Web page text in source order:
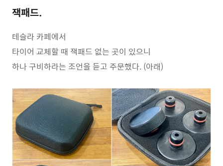
잭패드.
테슬라 카페에서
타이어 교체할 때 잭패드 없는 곳이 있으니
하나 구비하라는 조언을 듣고 주문했다. (아래)